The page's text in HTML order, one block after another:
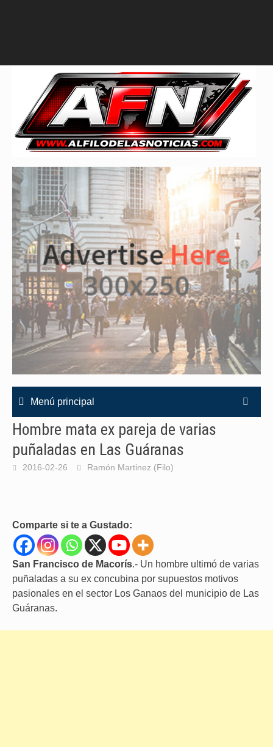
Menú principal
Hombre mata ex pareja de varias
puñaladas en Las Guáranas
2016-02-26 Ramón Martinez (Filo)
Comparte si te a Gustado:
San Francisco de Macorís.- Un hombre ultimó de varias
puñaladas a su ex concubina por supuestos motivos
pasionales en el sector Los Ganaos del municipio de Las
Guáranas.